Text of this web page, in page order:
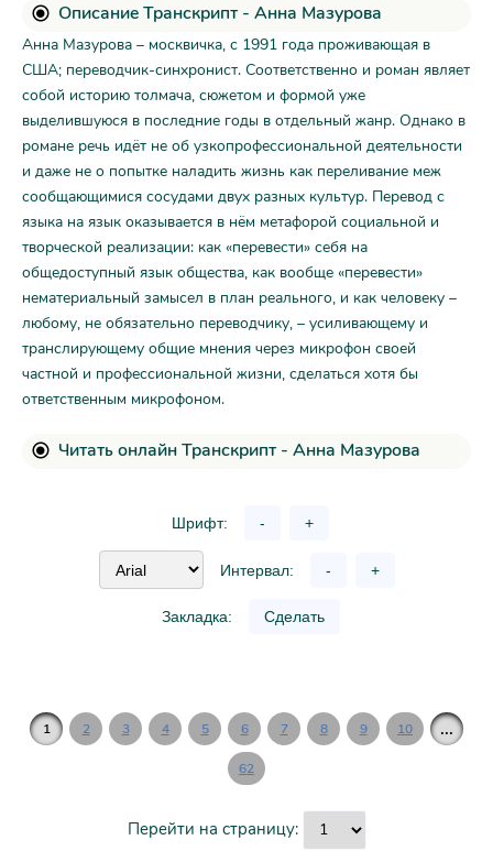
Описание Транскрипт - Анна Мазурова
Анна Мазурова – москвичка, с 1991 года проживающая в
США; переводчик-синхронист. Соответственно и роман являет
собой историю толмача, сюжетом и формой уже
выделившуюся в последние годы в отдельный жанр. Однако в
романе речь идёт не об узкопрофессиональной деятельности
и даже не о попытке наладить жизнь как переливание меж
сообщающимися сосудами двух разных культур. Перевод с
языка на язык оказывается в нём метафорой социальной и
творческой реализации: как «перевести» себя на
общедоступный язык общества, как вообще «перевести»
нематериальный замысел в план реального, и как человеку –
любому, не обязательно переводчику, – усиливающему и
транслирующему общие мнения через микрофон своей
частной и профессиональной жизни, сделаться хотя бы
ответственным микрофоном.
Читать онлайн Транскрипт - Анна Мазурова
Шрифт: - +
Интервал: - +
Закладка: Сделать
1 2 3 4 5 6 7 8 9 10 ...
62
Перейти на страницу: